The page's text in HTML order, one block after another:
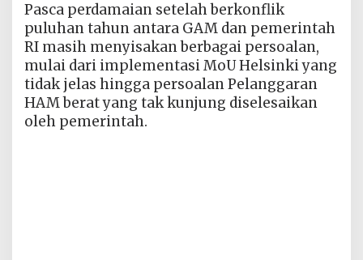
Pasca perdamaian setelah berkonflik
puluhan tahun antara GAM dan pemerintah
RI masih menyisakan berbagai persoalan,
mulai dari implementasi MoU Helsinki yang
tidak jelas hingga persoalan Pelanggaran
HAM berat yang tak kunjung diselesaikan
oleh pemerintah.